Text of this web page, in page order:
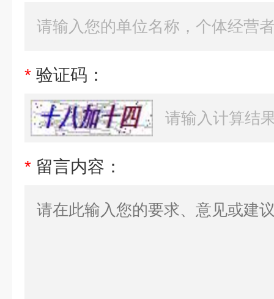
* 验证码：
* 留言内容：